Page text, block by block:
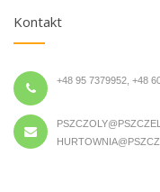
Kontakt
+48 95 7379952, +48